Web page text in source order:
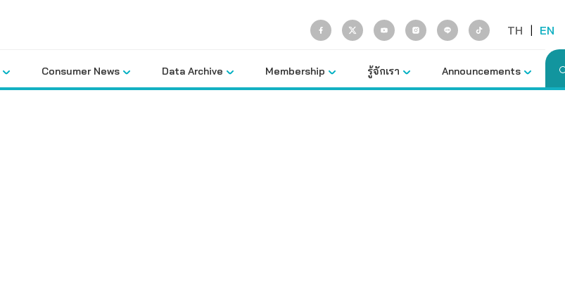
TH | EN
Consumer News Data Archive Membership รู้จักเรา Announcements